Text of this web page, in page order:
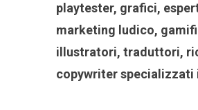
playtester, grafici,
marketing ludico,
illustratori, traduttori,
copywriter specializzati